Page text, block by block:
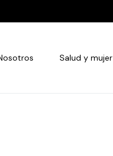
Salud y mujer